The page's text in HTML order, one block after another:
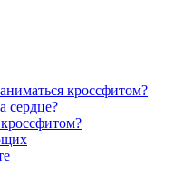
кроссфитом?
сердце?